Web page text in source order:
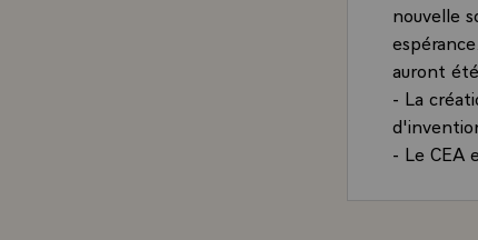
nouvelle
auront
- La
- Le CEA
premier